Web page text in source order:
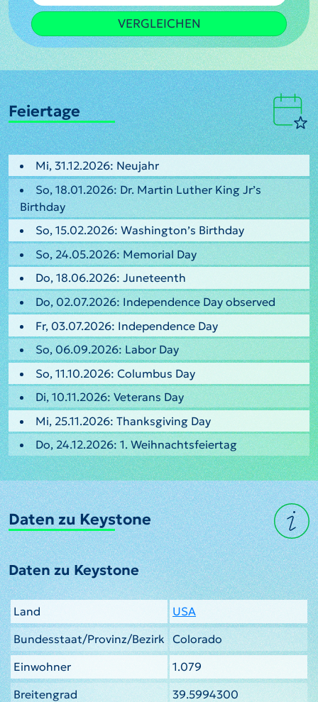
VERGLEICHEN
Feiertage
Mi, 31.12.2026: Neujahr
So, 18.01.2026: Dr. Martin Luther King Jr’s
Birthday
So, 15.02.2026: Washington’s Birthday
So, 24.05.2026: Memorial Day
Do, 18.06.2026: Juneteenth
Do, 02.07.2026: Independence Day observed
Fr, 03.07.2026: Independence Day
So, 06.09.2026: Labor Day
So, 11.10.2026: Columbus Day
Di, 10.11.2026: Veterans Day
Mi, 25.11.2026: Thanksgiving Day
Do, 24.12.2026: 1. Weihnachtsfeiertag
Daten zu Keystone
Daten zu Keystone
Land
USA
Bundesstaat/Provinz/Bezirk Colorado
Einwohner
1.079
Breitengrad
39.5994300